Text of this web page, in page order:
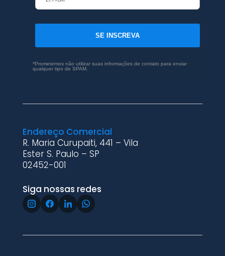
SE INSCREVA
*Prometemos não utilizar suas informações de contato para enviar
qualquer tipo de SPAM.
Endereço Comercial
R. Maria Curupaiti, 441 – Vila
Ester S. Paulo – SP
02452-001
Siga nossas redes